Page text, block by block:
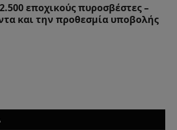
εποχικούς πυροσβέστες –
και την προθεσμία υποβολής